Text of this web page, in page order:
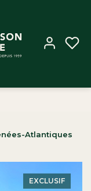
Atlantiques
EXCLUSIF